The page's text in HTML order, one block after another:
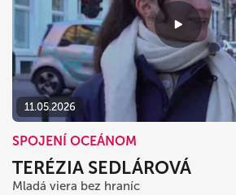
11.05.2026
SPOJENÍ OCEÁNOM
TERÉZIA SEDLÁROVÁ
Mladá viera bez hraníc